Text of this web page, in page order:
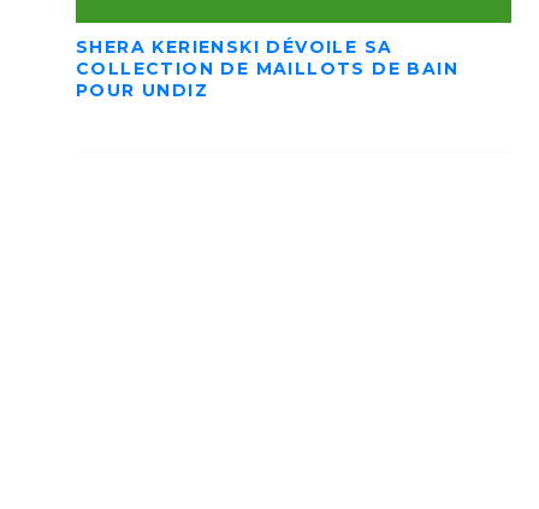
SHERA KERIENSKI DÉVOILE SA
COLLECTION DE MAILLOTS DE BAIN
POUR UNDIZ